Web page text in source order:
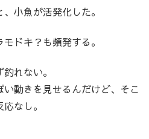
小魚が活発化した。
ドキ？も頻発する。
れない。
動きを見せるんだけど、そこ
なし。